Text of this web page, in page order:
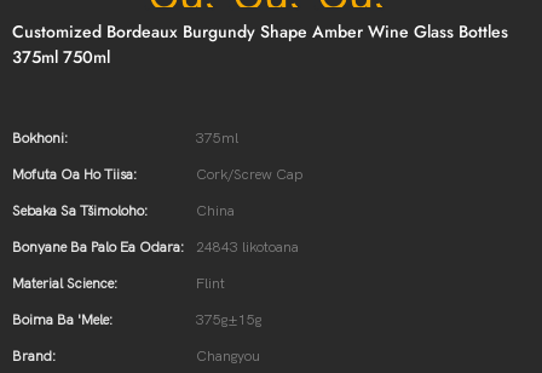
Customized Bordeaux Burgundy Shape Amber Wine Glass Bottles
375ml 750ml
Bokhoni: 375ml
Mofuta Oa Ho Tiisa: Cork/Screw Cap
Sebaka Sa Tšimoloho: China
Bonyane Ba Palo Ea Odara: 24843 likotoana
Material Science: Flint
Boima Ba 'mele: 375g±15g
Brand: Changyou